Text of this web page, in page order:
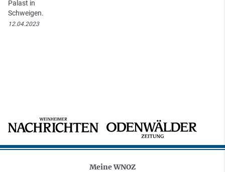
Palast in
Schweigen.
12.04.2023
Meine WNOZ